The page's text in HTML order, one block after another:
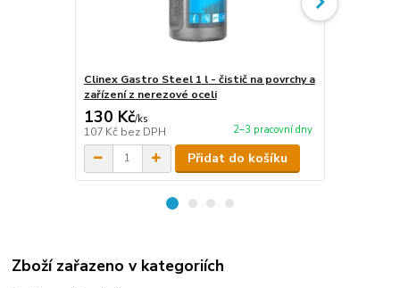
Clinex Gastro Steel 1 l - čistič na povrchy a
zařízení z nerezové oceli
130 Kč/ks
107 Kč bez DPH 2–3 pracovní dny
Přidat do košíku
Zboží zařazeno v kategoriích